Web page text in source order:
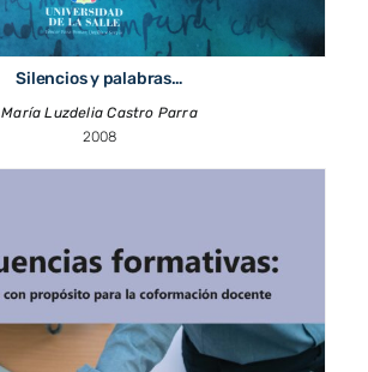
Silencios y palabras…
María Luzdelia Castro Parra
2008